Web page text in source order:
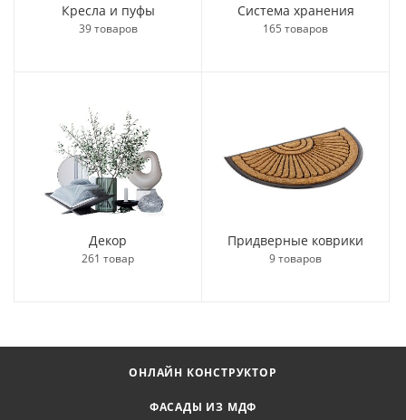
Кресла и пуфы
39 товаров
Система хранения
165 товаров
Декор
261 товар
Придверные коврики
9 товаров
ОНЛАЙН КОНСТРУКТОР
ФАСАДЫ ИЗ МДФ